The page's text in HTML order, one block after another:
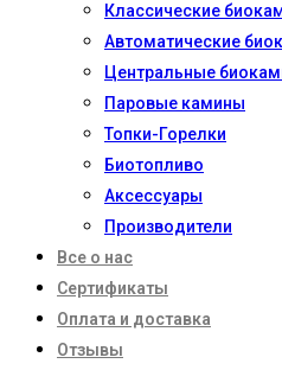
Классические
Автоматические
Центральные
Паровые камины
Топки-Горелки
Биотопливо
Аксессуары
Производители
Все о нас
Сертификаты
Оплата и доставка
Отзывы